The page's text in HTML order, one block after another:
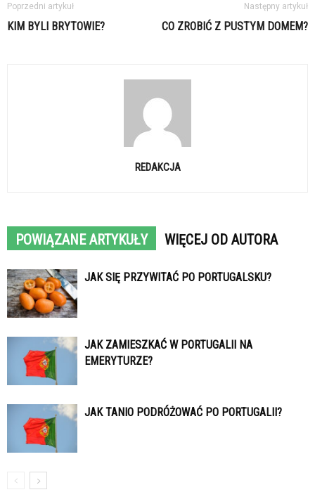
Poprzedni artykuł
KIM BYLI BRYTOWIE?
Następny artykuł
CO ZROBIĆ Z PUSTYM DOMEM?
REDAKCJA
POWIĄZANE ARTYKUŁY WIĘCEJ OD AUTORA
JAK SIĘ PRZYWITAĆ PO PORTUGALSKU?
JAK ZAMIESZKAĆ W PORTUGALII NA
EMERYTURZE?
JAK TANIO PODRÓŻOWAĆ PO PORTUGALII?